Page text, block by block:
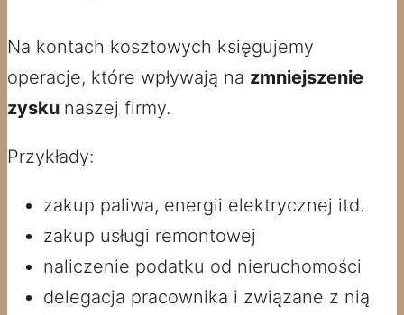
Na kontach kosztowych księgujemy
operacje, które wpływają na zmniejszenie
zysku naszej firmy.
Przykłady:
zakup paliwa, energii elektrycznej itd.
zakup usługi remontowej
naliczenie podatku od nieruchomości
delegacja pracownika i związane z nią